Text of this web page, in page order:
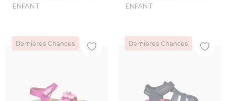
ENFANT
ENFANT
Dernières Chances Dernières Chances